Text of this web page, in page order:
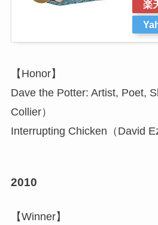
楽
【Honor】
Dave the Potter: Artist, Poet,
Collier）
Interrupting Chicken（David
2010
【Winner】